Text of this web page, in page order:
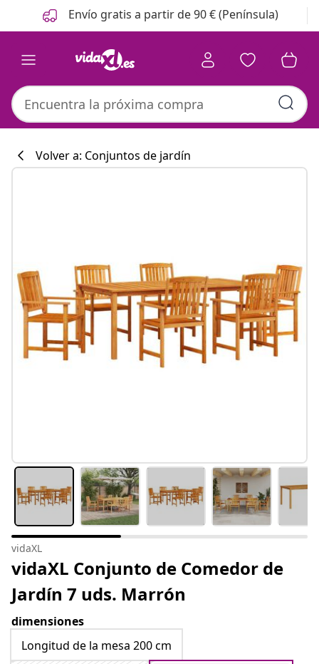
Anterior
Siguiente Envío gratis a partir de 90 € (Península)
#sharemevidaxl
Volver a: Conjuntos de jardín
vidaXL
vidaXL Conjunto de Comedor de
Jardín 7 uds. Marrón
dimensiones
Longitud de la mesa 200 cm